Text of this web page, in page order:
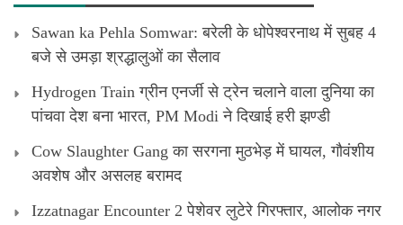
Sawan ka Pehla Somwar: बरेली के धोपेश्वरनाथ में सुबह 4
बजे से उमड़ा श्रद्धालुओं का सैलाव
Hydrogen Train ग्रीन एनर्जी से ट्रेन चलाने वाला दुनिया का
पांचवा देश बना भारत, PM Modi ने दिखाई हरी झण्डी
Cow Slaughter Gang का सरगना मुठभेड़ में घायल, गौवंशीय
अवशेष और असलह बरामद
Izzatnagar Encounter 2 पेशेवर लुटेरे गिरफ्तार, आलोक नगर